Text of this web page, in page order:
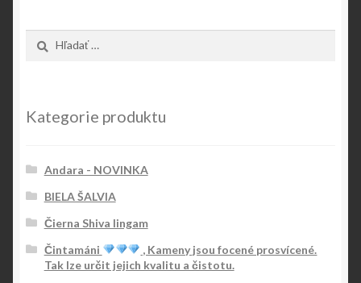
Kategorie produktu
Andara - NOVINKA
BIELA ŠALVIA
Čierna Shiva lingam
Čintamáni
, Kameny jsou focené prosvícené.
Tak lze určit jejich kvalitu a čistotu.